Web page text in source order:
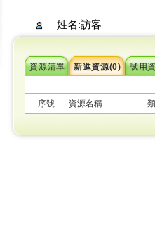
姓名:訪客
資源清單 新進資源(0) 試用
序號 資源名稱